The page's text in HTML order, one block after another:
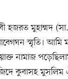
হজরত মুহাম্মদ
স্মৃতি। আমি
নামাজ
কুবাসহ মুসলিম